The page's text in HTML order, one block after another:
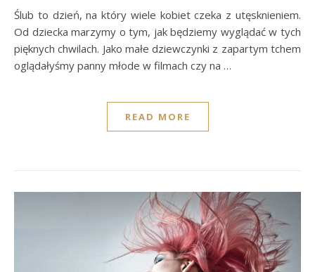
Ślub to dzień, na który wiele kobiet czeka z utęsknieniem.
Od dziecka marzymy o tym, jak będziemy wyglądać w tych
pięknych chwilach. Jako małe dziewczynki z zapartym tchem
oglądałyśmy panny młode w filmach czy na …
READ MORE